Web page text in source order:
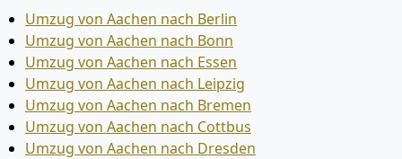
Umzug von Aachen nach Berlin
Umzug von Aachen nach Bonn
Umzug von Aachen nach Essen
Umzug von Aachen nach Leipzig
Umzug von Aachen nach Bremen
Umzug von Aachen nach Cottbus
Umzug von Aachen nach Dresden